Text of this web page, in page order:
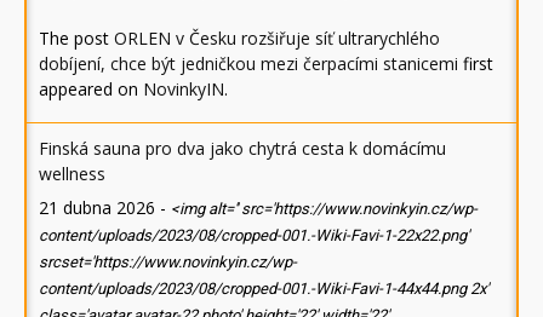
The post ORLEN v Česku rozšiřuje síť ultrarychlého
dobíjení, chce být jedničkou mezi čerpacími stanicemi first
appeared on NovinkyIN.
Finská sauna pro dva jako chytrá cesta k domácímu
wellness
21 dubna 2026 - <img alt='' src='https://www.novinkyin.cz/wp-
content/uploads/2023/08/cropped-001.-Wiki-Favi-1-22x22.png'
srcset='https://www.novinkyin.cz/wp-
content/uploads/2023/08/cropped-001.-Wiki-Favi-1-44x44.png 2x'